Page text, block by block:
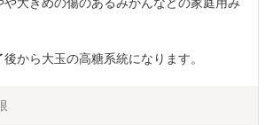
大きめの傷のあるみかんなどの家庭用み
から大玉の高糖系統になります。